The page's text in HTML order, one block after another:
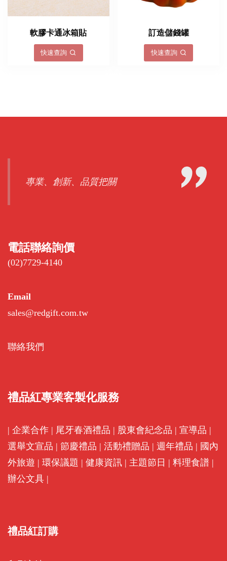
軟膠卡通冰箱貼
快速查詢
訂造儲錢罐
快速查詢
專業、創新、品質把關
電話聯絡詢價
(02)7729-4140
Email
sales@redgift.com.tw
聯絡我們
禮品紅專業客製化服務
| 企業合作 | 尾牙春酒禮品 | 股東會紀念品 | 宣導品 |
選舉文宣品 | 節慶禮品 | 活動禮贈品 | 週年禮品 | 國內
外旅遊 | 環保議題 | 健康資訊 | 主題節日 | 料理食譜 |
辦公文具 |
禮品紅訂購